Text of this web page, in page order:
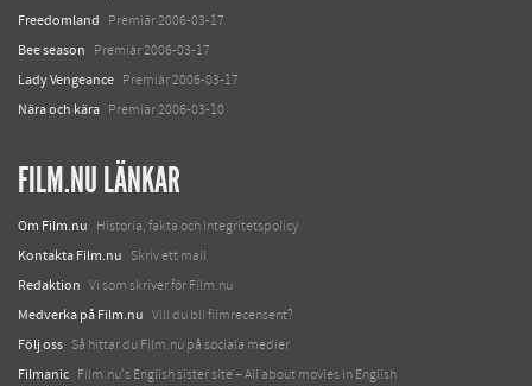
Freedomland Premiär 2006-03-17
Bee season Premiär 2006-03-17
Lady Vengeance Premiär 2006-03-17
Nära och kära Premiär 2006-03-10
FILM.NU LÄNKAR
Om Film.nu Historia, fakta och integritetspolicy
Kontakta Film.nu Skriv ett mail
Redaktion Vi som skriver för Film.nu
Medverka på Film.nu Vill du bli filmrecensent?
Följ oss Så hittar du Film.nu på sociala medier
Filmanic Film.nu's English sister site – All about movies in English